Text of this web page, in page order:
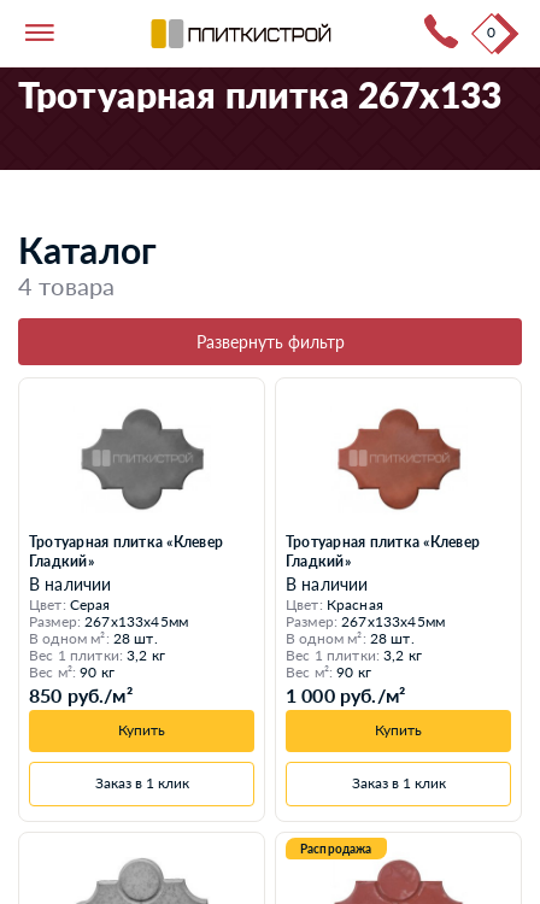
0
Тротуарная плитка → Каталог продукции 267x133
Тротуарная плитка 267x133
Каталог
4 товара
Развернуть фильтр
Тротуарная плитка «Клевер
Гладкий»
В наличии
Цвет: Серая
Размер: 267x133x45мм
В одном м²: 28 шт.
Вес 1 плитки: 3,2 кг
Вес м²: 90 кг
850 руб./м²
Купить
Заказ в 1 клик
Тротуарная плитка «Клевер
Гладкий»
В наличии
Цвет: Красная
Размер: 267x133x45мм
В одном м²: 28 шт.
Вес 1 плитки: 3,2 кг
Вес м²: 90 кг
1 000 руб./м²
Купить
Заказ в 1 клик
Распродажа